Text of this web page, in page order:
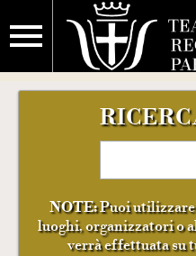
NOTE:Puoi utilizzare
luoghi, organizzatori o
verrà effettuata su